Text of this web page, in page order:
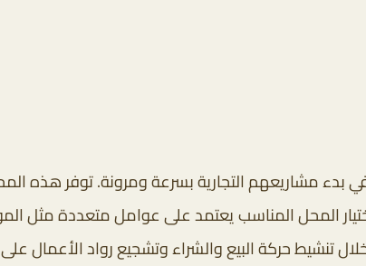
بدء مشاريعهم التجارية بسرعة ومرونة. توفر هذه
المحل المناسب يعتمد على عوامل متعددة مثل
حركة البيع والشراء وتشجيع رواد الأعمال على